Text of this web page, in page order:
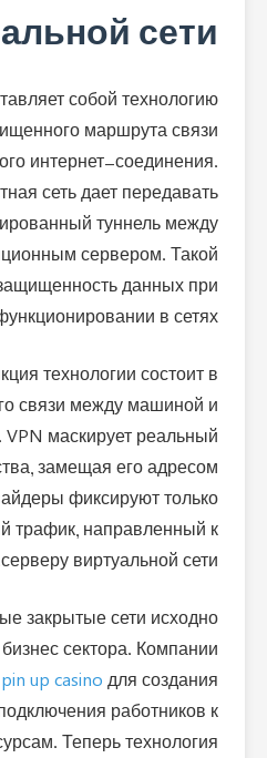
сети
собой технологию
маршрута связи
интернет-соединения.
сеть дает передавать
туннель между
сервером. Такой
данных при
в сетях.
технологии состоит в
связи между машиной и
маскирует реальный
замещая его адресом
фиксируют только
трафик, направленный к
серверу виртуальной сети.
закрытые сети исходно
сектора. Компании
pin up casino для создания
работников к
Теперь технология